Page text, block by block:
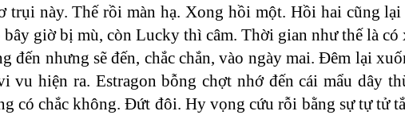
này. Thế rồi màn hạ. Xong hồi một. Hồi hai cũng
giờ bị mù, còn Lucky thì câm. Thời gian như thế là có
nhưng sẽ đến, chắc chắn, vào ngày mai. Đêm lại
hiện ra. Estragon bỗng chợt nhớ đến cái mẩu dây
có chắc không. Đứt đôi. Hy vọng cứu rỗi bằng sự tự tử